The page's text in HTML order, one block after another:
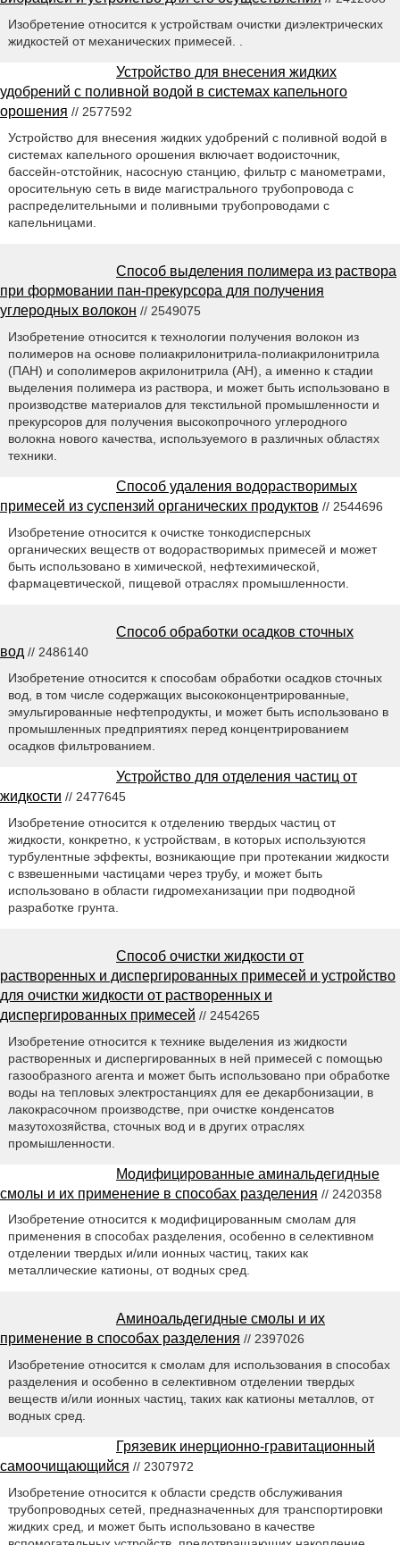
Изобретение относится к устройствам очистки диэлектрических
жидкостей от механических примесей. .
Устройство для внесения жидких
удобрений с поливной водой в системах капельного
орошения // 2577592
Устройство для внесения жидких удобрений с поливной водой в
системах капельного орошения включает водоисточник,
бассейн-отстойник, насосную станцию, фильтр с манометрами,
оросительную сеть в виде магистрального трубопровода с
распределительными и поливными трубопроводами с
капельницами.
Способ выделения полимера из раствора
при формовании пан-прекурсора для получения
углеродных волокон // 2549075
Изобретение относится к технологии получения волокон из
полимеров на основе полиакрилонитрила-полиакрилонитрила
(ПАН) и сополимеров акрилонитрила (АН), а именно к стадии
выделения полимера из раствора, и может быть использовано в
производстве материалов для текстильной промышленности и
прекурсоров для получения высокопрочного углеродного
волокна нового качества, используемого в различных областях
техники.
Способ удаления водорастворимых
примесей из суспензий органических продуктов // 2544696
Изобретение относится к очистке тонкодисперсных
органических веществ от водорастворимых примесей и может
быть использовано в химической, нефтехимической,
фармацевтической, пищевой отраслях промышленности.
Способ обработки осадков сточных
вод // 2486140
Изобретение относится к способам обработки осадков сточных
вод, в том числе содержащих высококонцентрированные,
эмульгированные нефтепродукты, и может быть использовано в
промышленных предприятиях перед концентрированием
осадков фильтрованием.
Устройство для отделения частиц от
жидкости // 2477645
Изобретение относится к отделению твердых частиц от
жидкости, конкретно, к устройствам, в которых используются
турбулентные эффекты, возникающие при протекании жидкости
с взвешенными частицами через трубу, и может быть
использовано в области гидромеханизации при подводной
разработке грунта.
Способ очистки жидкости от
растворенных и диспергированных примесей и устройство
для очистки жидкости от растворенных и
диспергированных примесей // 2454265
Изобретение относится к технике выделения из жидкости
растворенных и диспергированных в ней примесей с помощью
газообразного агента и может быть использовано при обработке
воды на тепловых электростанциях для ее декарбонизации, в
лакокрасочном производстве, при очистке конденсатов
мазутохозяйства, сточных вод и в других отраслях
промышленности.
Модифицированные аминальдегидные
смолы и их применение в способах разделения // 2420358
Изобретение относится к модифицированным смолам для
применения в способах разделения, особенно в селективном
отделении твердых и/или ионных частиц, таких как
металлические катионы, от водных сред.
Аминоальдегидные смолы и их
применение в способах разделения // 2397026
Изобретение относится к смолам для использования в способах
разделения и особенно в селективном отделении твердых
веществ и/или ионных частиц, таких как катионы металлов, от
водных сред.
Грязевик инерционно-гравитационный
самоочищающийся // 2307972
Изобретение относится к области средств обслуживания
трубопроводных сетей, предназначенных для транспортировки
жидких сред, и может быть использовано в качестве